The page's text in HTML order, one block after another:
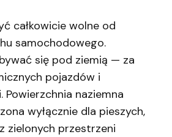
całkowicie wolne od
samochodowego.
się pod ziemią — za
pojazdów i
Powierzchnia naziemna
wyłącznie dla pieszych,
zielonych przestrzeni